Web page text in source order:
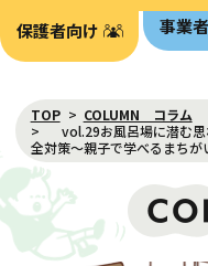
保護者向け 事業
TOP
COLUMN コラム
vol.29お風呂場に潜む
全対策〜親子で学べるまち